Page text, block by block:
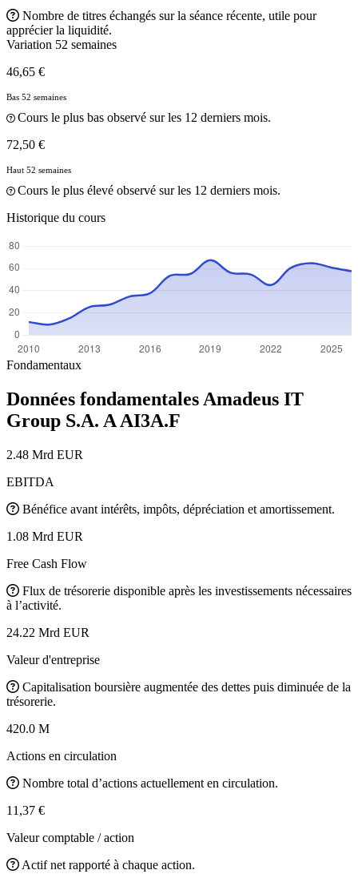
Nombre de titres échangés sur la séance récente, utile pour
apprécier la liquidité.
Variation 52 semaines
46,65 €
Bas 52 semaines
Cours le plus bas observé sur les 12 derniers mois.
72,50 €
Haut 52 semaines
Cours le plus élevé observé sur les 12 derniers mois.
Historique du cours
Fondamentaux
Données fondamentales Amadeus IT
Group S.A. A AI3A.F
2.48 Mrd EUR
EBITDA
Bénéfice avant intérêts, impôts, dépréciation et amortissement.
1.08 Mrd EUR
Free Cash Flow
Flux de trésorerie disponible après les investissements nécessaires
à l’activité.
24.22 Mrd EUR
Valeur d'entreprise
Capitalisation boursière augmentée des dettes puis diminuée de la
trésorerie.
420.0 M
Actions en circulation
Nombre total d’actions actuellement en circulation.
11,37 €
Valeur comptable / action
Actif net rapporté à chaque action.